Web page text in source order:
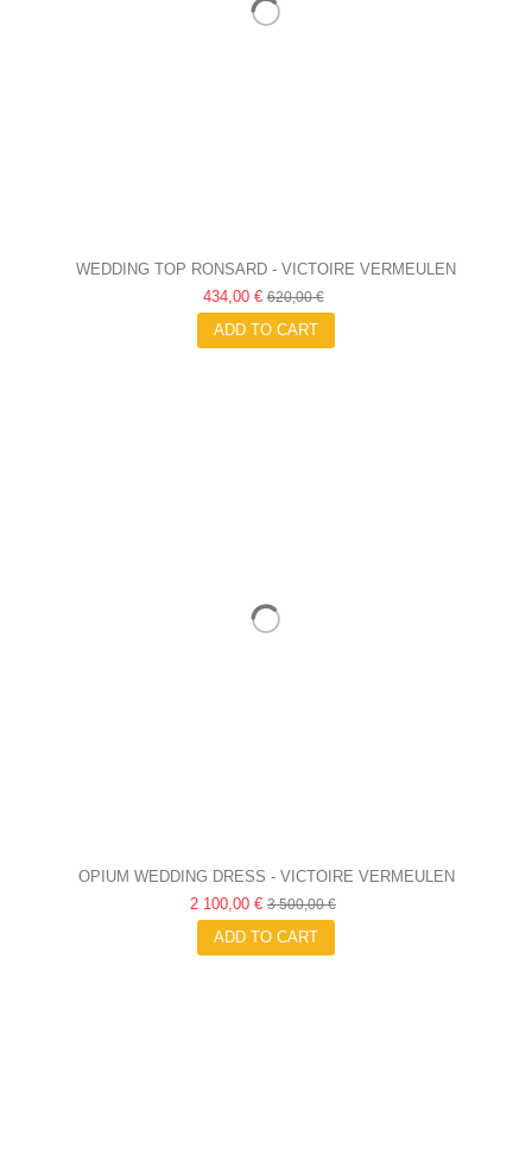
WEDDING TOP RONSARD - VICTOIRE VERMEULEN
434,00 €620,00 €
ADD TO CART
OPIUM WEDDING DRESS - VICTOIRE VERMEULEN
2 100,00 € 3 500,00 €
ADD TO CART